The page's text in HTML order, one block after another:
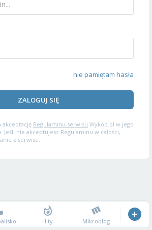
nie pamiętam hasła
ZALOGUJ SIĘ
akceptację Regulaminu serwisu Wykop.pl w jego
nie akceptujesz Regulaminu w całości,
z serwisu.
Hity Mikroblog